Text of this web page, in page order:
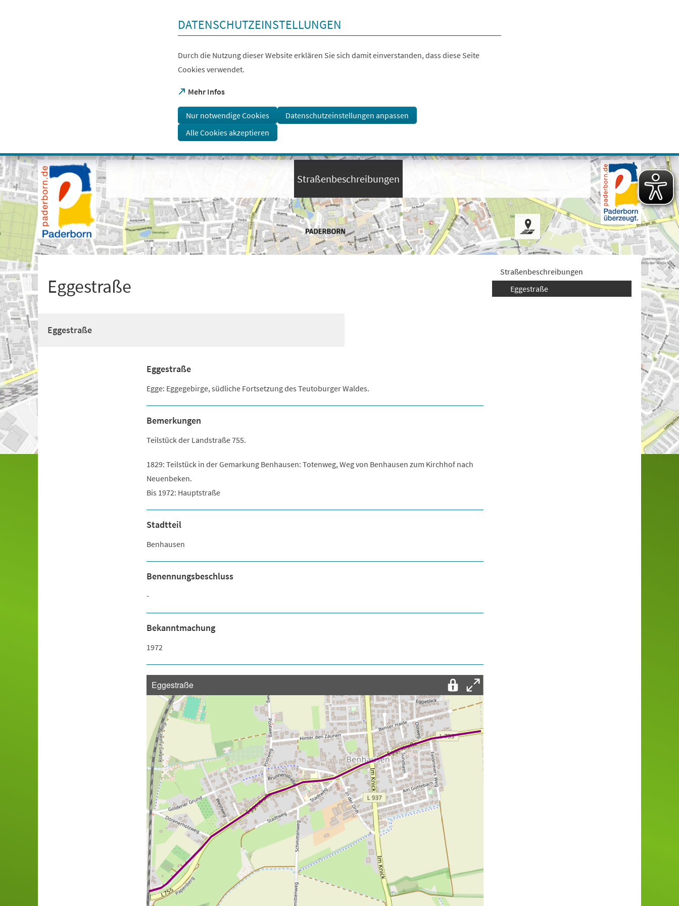
Visuelle
Assistenzsoftware
öffnen.
Mit
der
Tastatur
erreichbar
über
+
DATENSCHUTZEINSTELLUNGEN
Durch die Nutzung dieser Website erklären Sie sich damit einverstanden, dass diese Seite
Cookies verwendet.
Mehr Infos
(Öffnet
einem
neuen
Tab)
Nur notwendige Cookies
Datenschutzeinstellungen anpassen
Alle Cookies akzeptieren
Straßenbeschreibungen
Eggestraße
Eggestraße
Eggestraße
Egge: Eggegebirge, südliche Fortsetzung des Teutoburger Waldes.
Bemerkungen
Teilstück der Landstraße 755.
1829: Teilstück in der Gemarkung Benhausen: Totenweg, Weg von Benhausen zum Kirchhof nach
Neuenbeken.
Bis 1972: Hauptstraße
Stadtteil
Benhausen
Benennungsbeschluss
-
Bekanntmachung
1972
Eggestraße
Straßenbeschreibungen
Eggestraße